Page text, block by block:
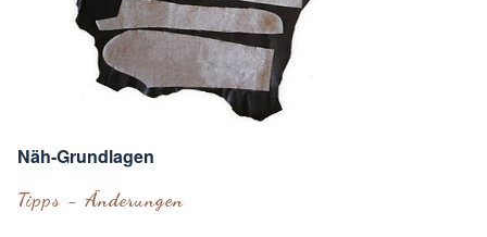
Näh-Grundlagen
Tipps - Änderungen